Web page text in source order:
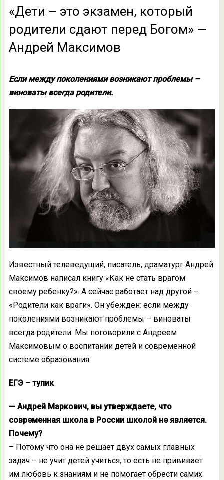
«Дети – это экзамен, который
родители сдают перед Богом» —
Андрей Максимов
Если между поколениями возникают проблемы –
виноваты всегда родители.
Известный телеведущий, писатель, драматург Андрей
Максимов написал книгу «Как не стать врагом
своему ребенку?». А сейчас работает над другой –
«Родители как враги». Он убежден: если между
поколениями возникают проблемы – виноваты
всегда родители. Мы поговорили с Андреем
Максимовым о воспитании детей и современной
системе образования.
ЕГЭ – тупик
— Андрей Маркович, вы утверждаете, что
современная школа в России школой не является.
Почему?
– Потому что она не решает двух самых главных
задач – не учит детей учиться, то есть не прививает
им любовь к знаниям и не помогает обрести самих